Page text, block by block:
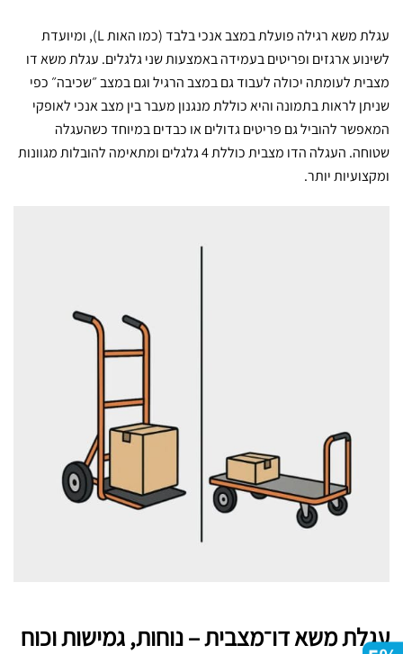
עגלת משא רגילה פועלת במצב אנכי בלבד (כמו האות L), ומיועדת
לשינוע ארגזים ופריטים בעמידה באמצעות שני גלגלים. עגלת משא דו
מצבית לעומתה יכולה לעבוד גם במצב הרגיל וגם במצב ״שכיבה״ כפי
שניתן לראות בתמונה והיא כוללת מנגנון מעבר בין מצב אנכי לאופקי
המאפשר להוביל גם פריטים גדולים או כבדים במיוחד כשהעגלה
שטוחה. העגלה הדו מצבית כוללת 4 גלגלים ומתאימה להובלות מגוונות
ומקצועיות יותר.
עגלת משא דו־מצבית – נוחות, גמישות וכוח